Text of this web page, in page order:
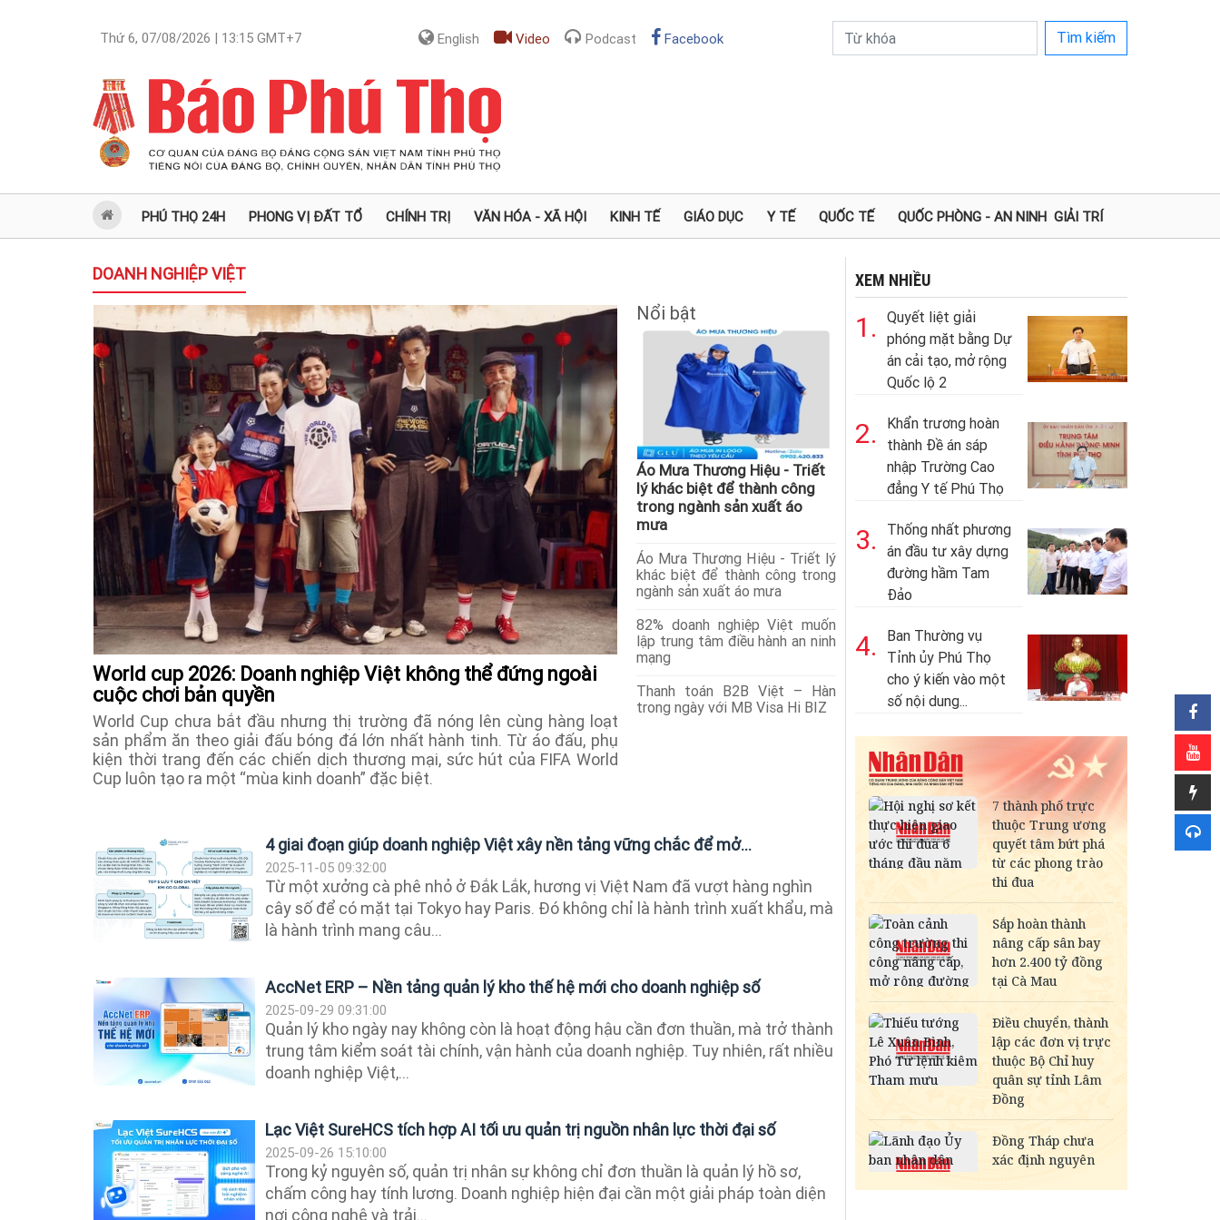
Thứ 6, 07/08/2026 | 13:15 GMT+7 English Video Podcast Facebook Tìm kiếm
PHÚ THỌ 24H PHONG VỊ ĐẤT TỔ CHÍNH TRỊ VĂN HÓA - XÃ HỘI KINH TẾ GIÁO DỤC Y TẾ QUỐC TẾ QUỐC PHÒNG - AN NINH GIẢI TRÍ
DOANH NGHIỆP VIỆT
World cup 2026: Doanh nghiệp Việt không thể đứng ngoài
cuộc chơi bản quyền
World Cup chưa bắt đầu nhưng thị trường đã nóng lên cùng hàng loạt
sản phẩm ăn theo giải đấu bóng đá lớn nhất hành tinh. Từ áo đấu, phụ
kiện thời trang đến các chiến dịch thương mại, sức hút của FIFA World
Cup luôn tạo ra một “mùa kinh doanh” đặc biệt.
Nổi bật
Áo Mưa Thương Hiệu - Triết
lý khác biệt để thành công
trong ngành sản xuất áo
mưa
Áo Mưa Thương Hiệu - Triết lý
khác biệt để thành công trong
ngành sản xuất áo mưa
82% doanh nghiệp Việt muốn
lập trung tâm điều hành an ninh
mạng
Thanh toán B2B Việt – Hàn
trong ngày với MB Visa Hi BIZ
4 giai đoạn giúp doanh nghiệp Việt xây nền tảng vững chắc để mở...
2025-11-05 09:32:00
Từ một xưởng cà phê nhỏ ở Đắk Lắk, hương vị Việt Nam đã vượt hàng nghìn
cây số để có mặt tại Tokyo hay Paris. Đó không chỉ là hành trình xuất khẩu, mà
là hành trình mang câu...
AccNet ERP – Nền tảng quản lý kho thế hệ mới cho doanh nghiệp số
2025-09-29 09:31:00
Quản lý kho ngày nay không còn là hoạt động hậu cần đơn thuần, mà trở thành
trung tâm kiểm soát tài chính, vận hành của doanh nghiệp. Tuy nhiên, rất nhiều
doanh nghiệp Việt,...
Lạc Việt SureHCS tích hợp AI tối ưu quản trị nguồn nhân lực thời đại số
2025-09-26 15:10:00
Trong kỷ nguyên số, quản trị nhân sự không chỉ đơn thuần là quản lý hồ sơ,
chấm công hay tính lương. Doanh nghiệp hiện đại cần một giải pháp toàn diện
nơi công nghệ và trải...
XEM NHIỀU
1.
Quyết liệt giải
phóng mặt bằng Dự
án cải tạo, mở rộng
Quốc lộ 2
2.
Khẩn trương hoàn
thành Đề án sáp
nhập Trường Cao
đẳng Y tế Phú Thọ
3.
Thống nhất phương
án đầu tư xây dựng
đường hầm Tam
Đảo
4.
Ban Thường vụ
Tỉnh ủy Phú Thọ
cho ý kiến vào một
số nội dung...